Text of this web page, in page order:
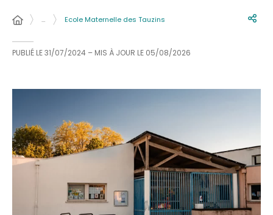
… Ecole Maternelle des Tauzins
PUBLIÉ LE31/07/2024 – MIS À JOUR LE 05/08/2026